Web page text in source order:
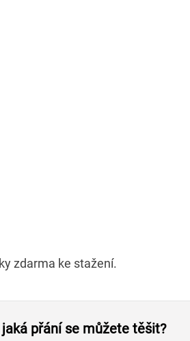
zdarma ke stažení.
jaká přání se můžete těšit?